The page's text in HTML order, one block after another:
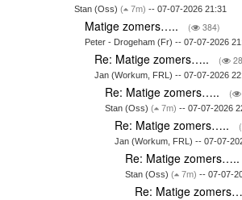
Stan (Oss)( 7m) -- 07-07-2026 21:31
Matige zomers….. ( 384)
Peter - Drogeham (Fr) -- 07-07-2026
Re: Matige zomers….. (
Jan (Workum, FRL) -- 07-07-2026
Re: Matige zomers….. (
Stan (Oss) ( 7m) -- 07-07-2026
Re: Matige zomers….. (
Jan (Workum, FRL) -- 07-07-
Re: Matige zomers…..
Stan (Oss) ( 7m) -- 07-07-
Re: Matige